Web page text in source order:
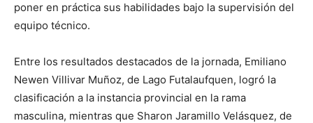
poner en práctica sus habilidades bajo la supervisión del
equipo técnico.
Entre los resultados destacados de la jornada, Emiliano
Newen Villivar Muñoz, de Lago Futalaufquen, logró la
clasificación a la instancia provincial en la rama
masculina, mientras que Sharon Jaramillo Velásquez, de